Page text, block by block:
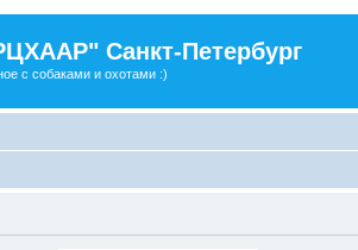
Санкт-Петербург
с собаками и охотами :)